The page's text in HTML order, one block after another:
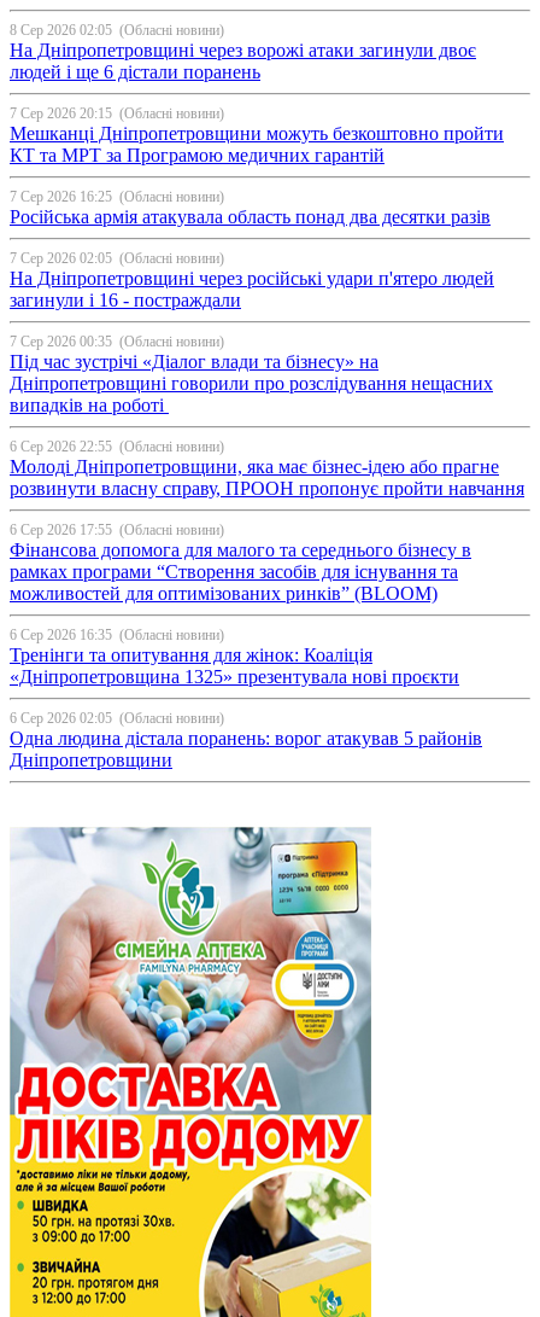
8 Сер 2026 02:05 (Обласні новини)
На Дніпропетровщині через ворожі атаки загинули двоє
людей і ще 6 дістали поранень
7 Сер 2026 20:15 (Обласні новини)
Мешканці Дніпропетровщини можуть безкоштовно пройти
КТ та МРТ за Програмою медичних гарантій
7 Сер 2026 16:25 (Обласні новини)
Російська армія атакувала область понад два десятки разів
7 Сер 2026 02:05 (Обласні новини)
На Дніпропетровщині через російські удари п'ятеро людей
загинули і 16 - постраждали
7 Сер 2026 00:35 (Обласні новини)
Під час зустрічі «Діалог влади та бізнесу» на
Дніпропетровщині говорили про розслідування нещасних
випадків на роботі
6 Сер 2026 22:55 (Обласні новини)
Молоді Дніпропетровщини, яка має бізнес-ідею або прагне
розвинути власну справу, ПРООН пропонує пройти навчання
6 Сер 2026 17:55 (Обласні новини)
Фінансова допомога для малого та середнього бізнесу в
рамках програми “Створення засобів для існування та
можливостей для оптимізованих ринків” (BLOOM)
6 Сер 2026 16:35 (Обласні новини)
Тренінги та опитування для жінок: Коаліція
«Дніпропетровщина 1325» презентувала нові проєкти
6 Сер 2026 02:05 (Обласні новини)
Одна людина дістала поранень: ворог атакував 5 районів
Дніпропетровщини